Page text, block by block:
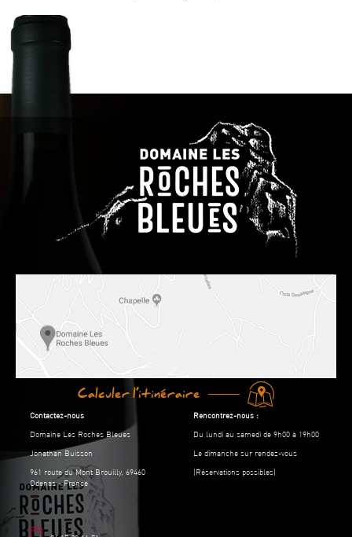
Calculer l’itinéraire
Contactez-nous
Domaine Les Roches Bleues
Jonathan Buisson
961 route du Mont Brouilly, 69460
Odenas - France
Rencontrez-nous :
Du lundi au samedi de 9h00 à 19h00
Le dimanche sur rendez-vous
(Réservations possibles)